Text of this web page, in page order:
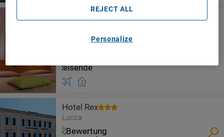
Hotel Rex
Lucca
Personalize
REJECT ALL